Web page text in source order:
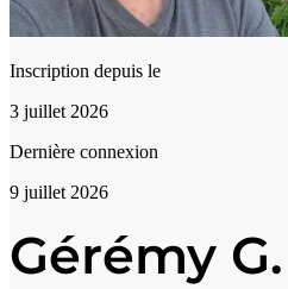
Inscription depuis le
3 juillet 2026
Dernière connexion
9 juillet 2026
Gérémy